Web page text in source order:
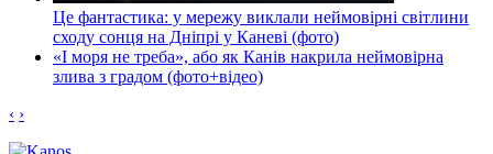
Це фантастика: у мережу виклали неймовірні світлини
сходу сонця на Дніпрі у Каневі (фото)
«І моря не треба», або як Канів накрила неймовірна
злива з градом (фото+відео)
‹ ›